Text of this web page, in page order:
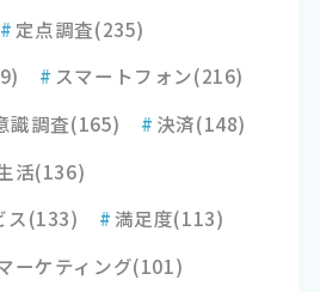
# 定点調査(235)
# スマートフォン(216)
識調査(165) # 決済(148)
活(136)
ス(133) #満足度(113)
ーケティング(101)